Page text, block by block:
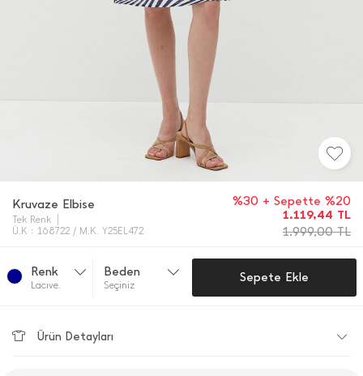
Kruvaze Elbise
Tek Renk
Ü.K : 168722 / M.K. Y25EL472
%30 + Sepette %20
1.119,44 TL
1.999,00TL
Renk
Lacıve.
Beden
Seçiniz
Sepete Ekle
Ürün Detayları